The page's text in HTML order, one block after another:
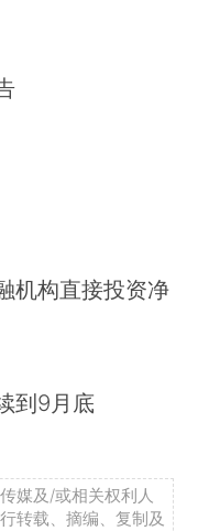
机构直接投资净
到9月底
媒及/或相关权利人
转载、摘编、复制及